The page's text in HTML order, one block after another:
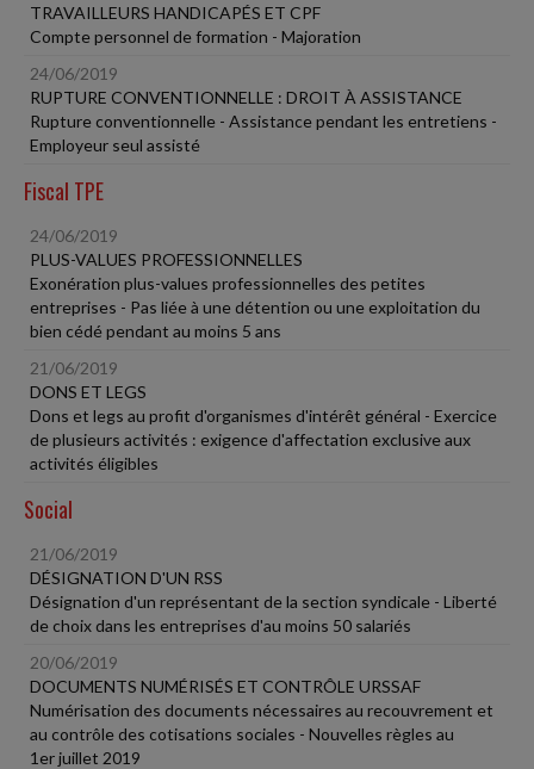
TRAVAILLEURS HANDICAPÉS ET CPF
Compte personnel de formation - Majoration
24/06/2019
RUPTURE CONVENTIONNELLE : DROIT À ASSISTANCE
Rupture conventionnelle - Assistance pendant les entretiens -
Employeur seul assisté
Fiscal TPE
24/06/2019
PLUS-VALUES PROFESSIONNELLES
Exonération plus-values professionnelles des petites
entreprises - Pas liée à une détention ou une exploitation du
bien cédé pendant au moins 5 ans
21/06/2019
DONS ET LEGS
Dons et legs au profit d'organismes d'intérêt général - Exercice
de plusieurs activités : exigence d'affectation exclusive aux
activités éligibles
Social
21/06/2019
DÉSIGNATION D'UN RSS
Désignation d'un représentant de la section syndicale - Liberté
de choix dans les entreprises d'au moins 50 salariés
20/06/2019
DOCUMENTS NUMÉRISÉS ET CONTRÔLE URSSAF
Numérisation des documents nécessaires au recouvrement et
au contrôle des cotisations sociales - Nouvelles règles au
1er juillet 2019